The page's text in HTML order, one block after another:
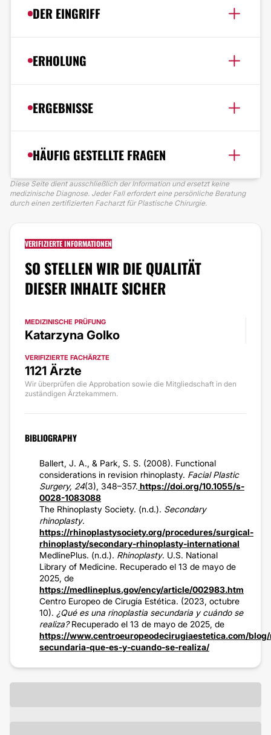
DER EINGRIFF
ERHOLUNG
ERGEBNISSE
HÄUFIG GESTELLTE FRAGEN
Diese Seite dient ausschließlich der Information und ersetzt keine
medizinische Diagnose. Jeder Fall erfordert eine persönliche Beratung
durch einen zertifizierten Facharzt für Plastische Chirurgie.
VERIFIZIERTE INFORMATIONEN
SO STELLEN WIR DIE QUALITÄT
DIESER INHALTE SICHER
MEDIZINISCHE PRÜFUNG
Katarzyna Golko
VERIFIZIERTE FACHÄRZTE
1121 Ärzte
Wir überprüfen die Approbation sowie die Mitgliedschaft in den
zuständigen Ärztekammern.
BIBLIOGRAPHY
Ballert, J. A., & Park, S. S. (2008). Functional
considerations in revision rhinoplasty. Facial Plastic
Surgery, 24(3), 348–357. https://doi.org/10.1055/s-
0028-1083088
The Rhinoplasty Society. (n.d.). Secondary
rhinoplasty.
https://rhinoplastysociety.org/procedures/surgical-
rhinoplasty/secondary-rhinoplasty-international
MedlinePlus. (n.d.). Rhinoplasty. U.S. National
Library of Medicine. Recuperado el 13 de mayo de
2025, de
https://medlineplus.gov/ency/article/002983.htm
Centro Europeo de Cirugía Estética. (2023, octubre
10). ¿Qué es una rinoplastia secundaria y cuándo se
realiza?Recuperado el 13 de mayo de 2025, de
https://www.centroeuropeodecirugiaestetica.com/
secundaria-que-es-y-cuando-se-realiza/